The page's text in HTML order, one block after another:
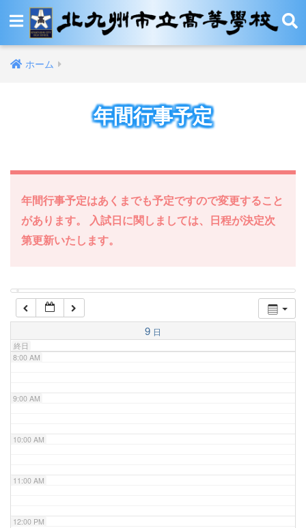
ホーム
年間行事予定
年間行事予定はあくまでも予定ですので変更すること
があります。 入試日に関しましては、日程が決定次
第更新いたします。
9 日
終日
12:00 AM
1:00 AM
4:00 AM
5:00 AM
7:00 AM
8:00 AM
9:00 AM
10:00 AM
11:00 AM
12:00 PM